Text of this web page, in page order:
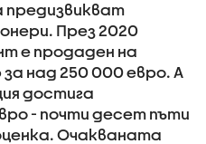
През 2020
е продаден на
над 250 000 евро. А
достига
- почти десет пъти
Очакваната